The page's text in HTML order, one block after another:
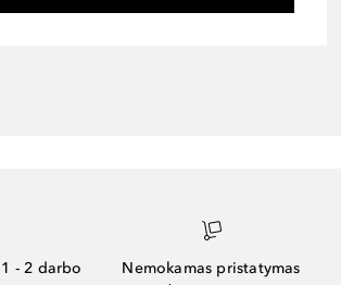
- 2 darbo
Nemokamas pristatymas